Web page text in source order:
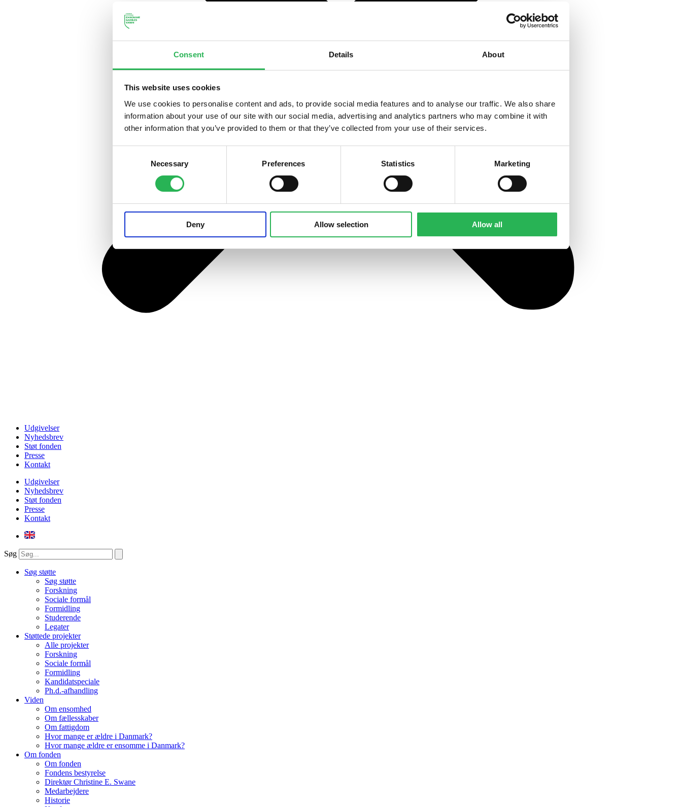
Consent Details About
This website uses cookies
We use cookies to personalise content and ads, to provide social media features and to analyse our traffic. We also share
information about your use of our site with our social media, advertising and analytics partners who may combine it with
other information that you’ve provided to them or that they’ve collected from your use of their services.
Necessary Preferences Statistics Marketing
Deny Allow selection Allow all
Udgivelser
Nyhedsbrev
Støt fonden
Presse
Kontakt
Udgivelser
Nyhedsbrev
Støt fonden
Presse
Kontakt
Søg
Søg støtte
Søg støtte
Forskning
Sociale formål
Formidling
Studerende
Legater
Støttede projekter
Alle projekter
Forskning
Sociale formål
Formidling
Kandidatspeciale
Ph.d.-afhandling
Viden
Om ensomhed
Om fællesskaber
Om fattigdom
Hvor mange er ældre i Danmark?
Hvor mange ældre er ensomme i Danmark?
Om fonden
Om fonden
Fondens bestyrelse
Direktør Christine E. Swane
Medarbejdere
Historie